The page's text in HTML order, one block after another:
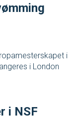
i
i London
i NSF